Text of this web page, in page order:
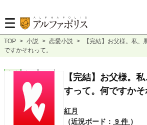
TOP > 小説 > 恋愛小説 >
【完結】お父様。私
ですかそれって。
恋愛 完結 長編
【完結】お父様。
すって。何ですかそ
紅月
（近況ボード： 9 件 ）